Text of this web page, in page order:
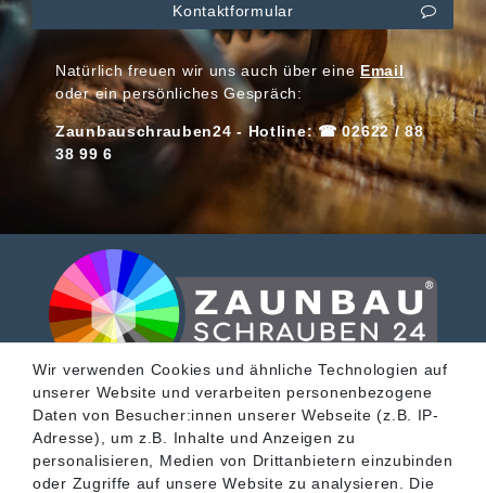
Kontaktformular
Natürlich freuen wir uns auch über eineEmail
oder ein persönliches Gespräch:
Zaunbauschrauben24 - Hotline: ☎ 02622 / 88
38 99 6
SERVICE
INFORMATIONEN
Wir verwenden Cookies und ähnliche Technologien auf
unserer Website und verarbeiten personenbezogene
Daten von Besucher:innen unserer Webseite (z.B. IP-
Adresse), um z.B. Inhalte und Anzeigen zu
personalisieren, Medien von Drittanbietern einzubinden
oder Zugriffe auf unsere Website zu analysieren. Die